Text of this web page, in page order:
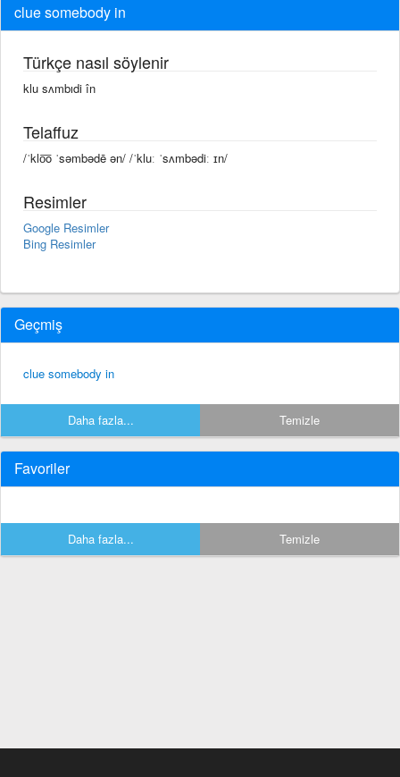
clue somebody in
Türkçe nasıl söylenir
klu sʌmbıdi în
Telaffuz
/ˈklo͞o ˈsəmbədē ən/ /ˈkluː ˈsʌmbədiː ɪn/
Resimler
Google Resimler
Bing Resimler
Geçmiş
clue somebody in
Daha fazla... Temizle
Favoriler
Daha fazla... Temizle